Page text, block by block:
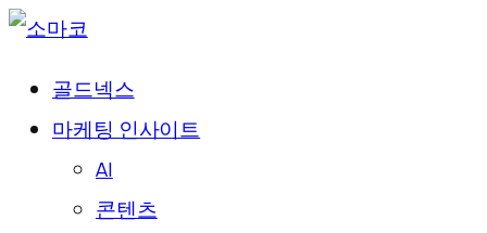
골드넥스
마케팅 인사이트
AI
콘텐츠